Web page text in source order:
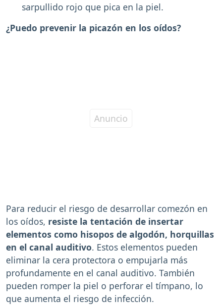
sarpullido rojo que pica en la piel.
¿Puedo prevenir la picazón en los oídos?
Para reducir el riesgo de desarrollar comezón en
los oídos, resiste la tentación de insertar
elementos como hisopos de algodón, horquillas
en el canal auditivo. Estos elementos pueden
eliminar la cera protectora o empujarla más
profundamente en el canal auditivo. También
pueden romper la piel o perforar el tímpano, lo
que aumenta el riesgo de infección.